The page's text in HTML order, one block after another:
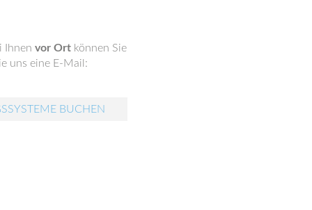
Ihnen vor Ortkönnen Sie
uns eine E-Mail:
BUCHEN